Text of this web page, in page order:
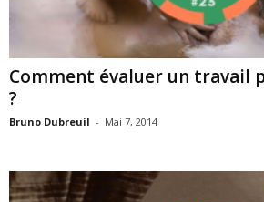
Comment évaluer un travail
?
Bruno Dubreuil - Mai 7, 2014